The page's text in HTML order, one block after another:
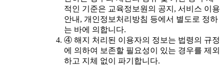
적인 기준은 교육정보원의 공지, 서비스 이용
안내, 개인정보처리방침 등에서 별도로 정하
는 바에 의합니다.
④ 해지 처리된 이용자의 정보는 법령의 규정
에 의하여 보존할 필요성이 있는 경우를 제외
하고 지체 없이 파기합니다.